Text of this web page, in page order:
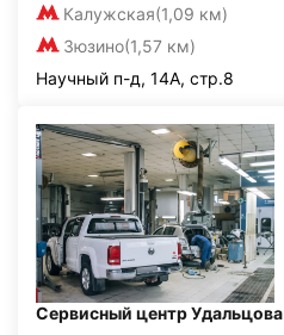
Калужская(1,09 км)
Зюзино(1,57 км)
Научный п-д, 14А, стр.8
Сервисный центр Удальцова